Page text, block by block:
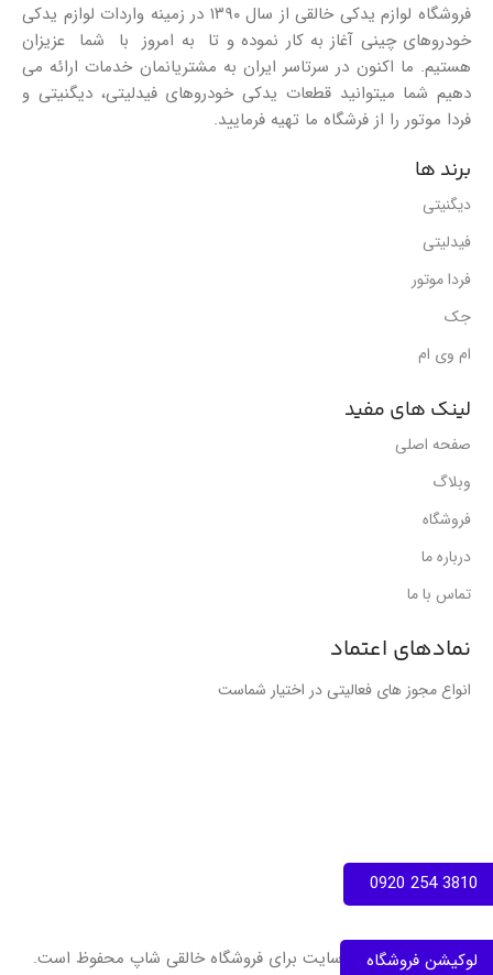
3810 254 0920
لوکیشن فروشگاه
فروشگاه لوازم یدکی خالقی از سال ۱۳۹۰ در زمینه واردات لوازم یدکی
خودروهای چینی آغاز به کار نموده و تا به امروز با شما عزیزان
هستیم. ما اکنون در سرتاسر ایران به مشتریانمان خدمات ارائه می
دهیم شما میتوانید قطعات یدکی خودروهای فیدلیتی، دیگنیتی و
فردا موتور را از فرشگاه ما تهیه فرمایید.
برند ها
دیگنیتی
فیدلیتی
فردا موتور
جک
ام وی ام
لینک های مفید
صفحه اصلی
وبلاگ
فروشگاه
درباره ما
تماس با ما
نمادهای اعتماد
انواع مجوز های فعالیتی در اختیار شماست
تمامی حقوق این سایت برای فروشگاه خالقی شاپ محفوظ است.